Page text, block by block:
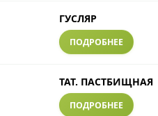
ГУСЛЯР
ПОДРОБНЕЕ
ТАТ. ПАСТБИЩНАЯ
ПОДРОБНЕЕ